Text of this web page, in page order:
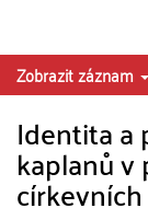
Zobrazit záznam
Identita a
kaplanů